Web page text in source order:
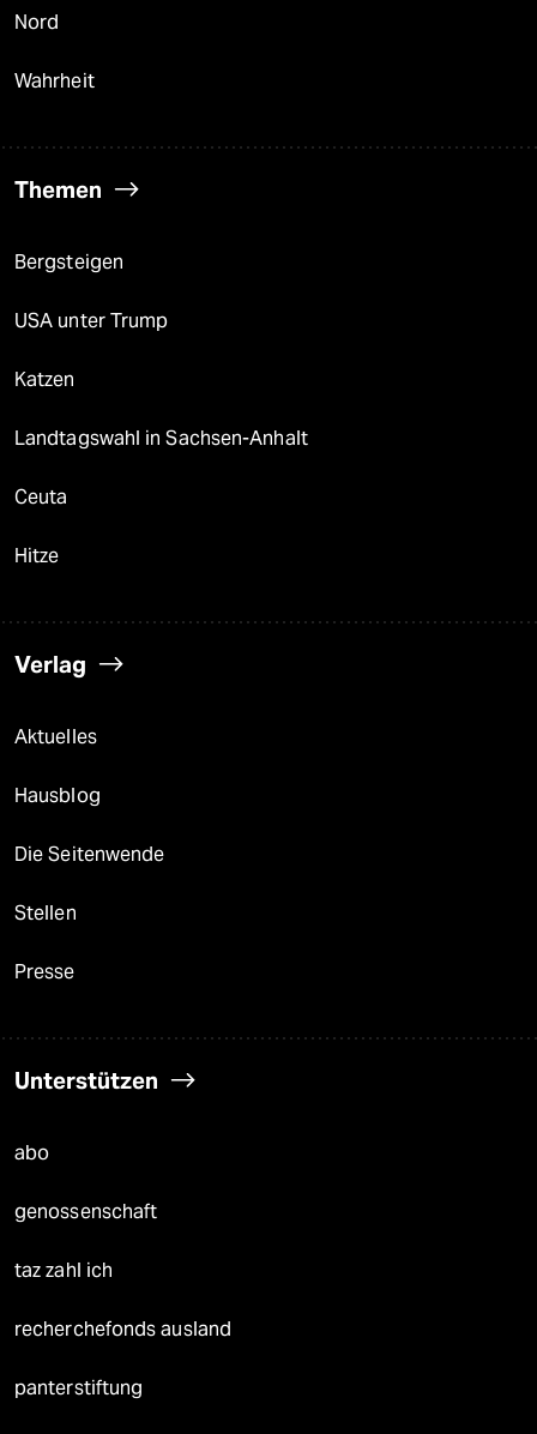
Nord
Wahrheit
Themen
Bergsteigen
USA unter Trump
Katzen
Landtagswahl in Sachsen-Anhalt
Ceuta
Hitze
Verlag
Aktuelles
Hausblog
Die Seitenwende
Stellen
Presse
Unterstützen
abo
genossenschaft
taz zahl ich
recherchefonds ausland
panterstiftung